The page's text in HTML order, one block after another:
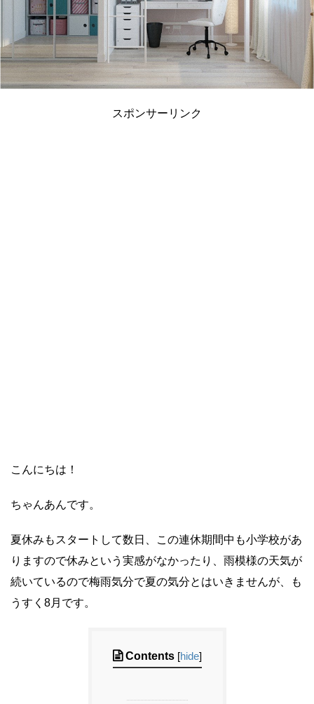
スポンサーリンク
こんにちは！
ちゃんあんです。
夏休みもスタートして数日、この連休期間中も小学校があ
りますので休みという実感がなかったり、雨模様の天気が
続いているので梅雨気分で夏の気分とはいきませんが、も
うすく8月です。
Contents [hide]